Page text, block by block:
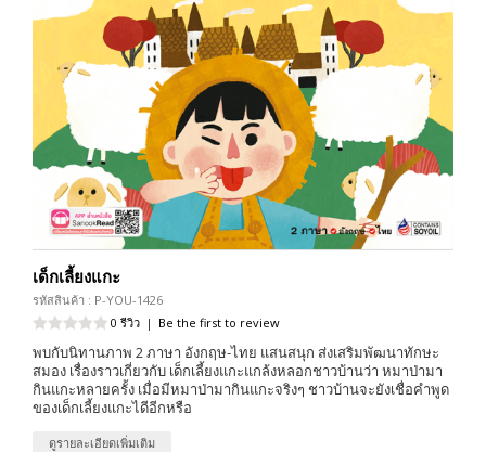
เด็กเลี้ยงแกะ
รหัสสินค้า : P-YOU-1426
0 รีวิว | Be the first to review
พบกับนิทานภาพ 2 ภาษา อังกฤษ-ไทย แสนสนุก ส่งเสริมพัฒนาทักษะ
สมอง เรื่องราวเกี่ยวกับ เด็กเลี้ยงแกะแกล้งหลอกชาวบ้านว่า หมาป่ามา
กินแกะหลายครั้ง เมื่อมีหมาป่ามากินแกะจริงๆ ชาวบ้านจะยังเชื่อคำพูด
ของเด็กเลี้ยงแกะไดีอีกหรือ
ดูรายละเอียดเพิ่มเติม